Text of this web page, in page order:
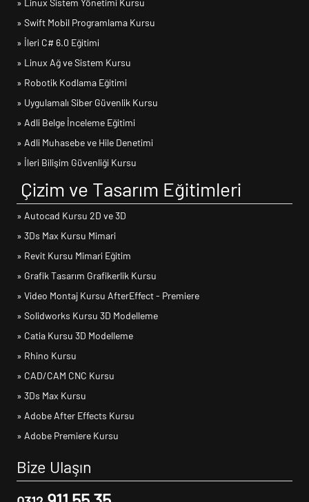
» Linux Sistem Yönetimi Kursu
» Swift Mobil Programlama Kursu
» İleri C# 6.0 Eğitimi
» Linux Ağ ve Sistem Kursu
» Robotik Kodlama Eğitimi
» Uygulamalı Siber Güvenlik Kursu
» Adli Belge İnceleme Eğitimi
» Adli Muhasebe ve Hile Denetimi
» İleri Bilişim Güvenliği Kursu
Çizim ve Tasarım Eğitimleri
» Autocad Kursu 2D ve 3D
» 3Ds Max Kursu Mimari
» Revit Kursu Mimari Eğitim
» Grafik Tasarım Grafikerlik Kursu
» Video Montaj Kursu AfterEffect - Premiere
» Solidworks Kursu 3D Modelleme
» Catia Kursu 3D Modelleme
» Rhino Kursu
» CAD/CAM CNC Kursu
» 3Ds Max Kursu
» Adobe After Effects Kursu
» Adobe Premiere Kursu
Bize Ulaşın